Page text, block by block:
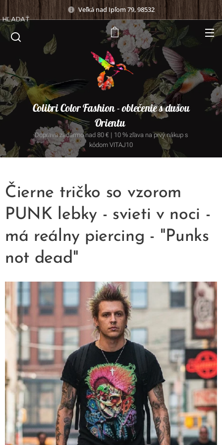
Veľká nad Ipľom 79, 98532
Colibri Color Fashion - oblečenie s dušou
Orientu
Doprava zadarmo nad 80 € | 10 % zľava na prvý nákup s
kódom VITAJ10
HĽADAŤ
Čierne tričko so vzorom
PUNK lebky - svieti v noci -
má reálny piercing - "Punks
not dead"